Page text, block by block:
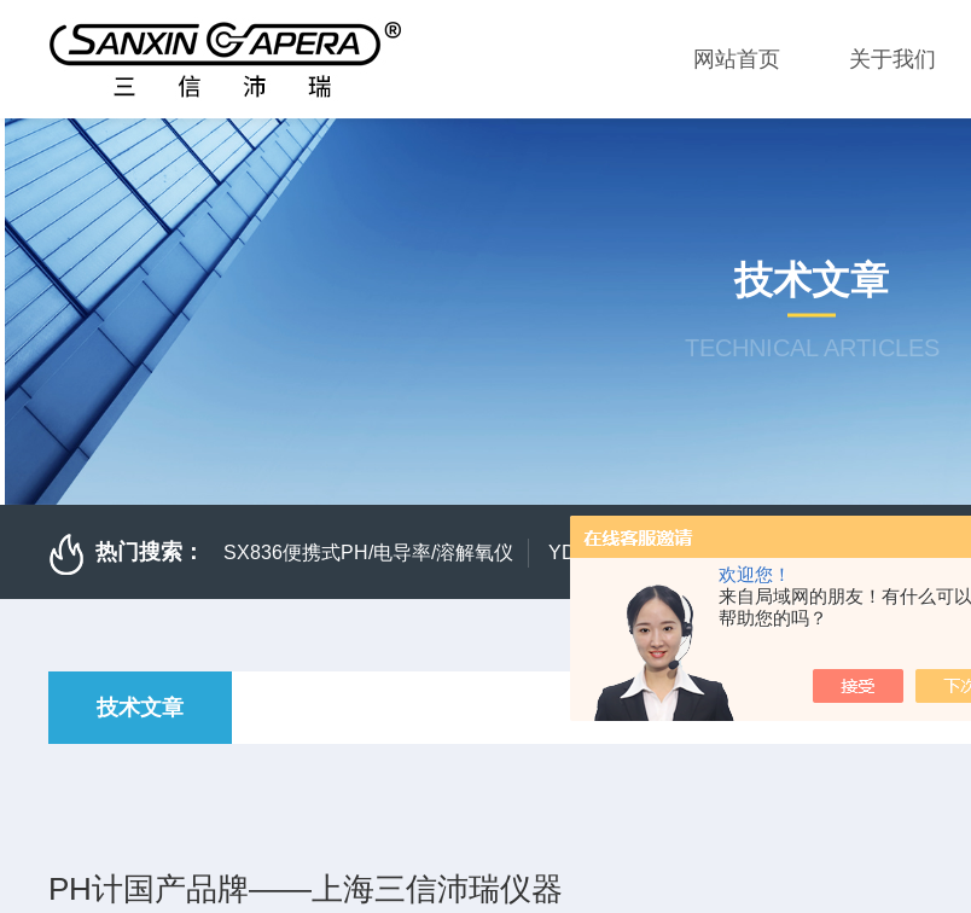
欢迎您！
来自局域网的朋友！有什么可以
帮助您的吗？
网站首页 关于我们
技术文章
TECHNICAL ARTICLES
热门搜索： SX836便携式PH/电导率/溶解氧仪 YD300便携式水质硬度仪
技术文章
PH计国产品牌——上海三信沛瑞仪器